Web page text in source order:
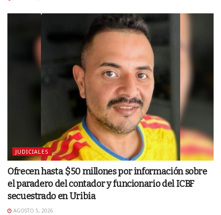
JUDICIALES
Ofrecen hasta $50 millones por información sobre
el paradero del contador y funcionario del ICBF
secuestrado en Uribia
AGOSTO 5, 2026